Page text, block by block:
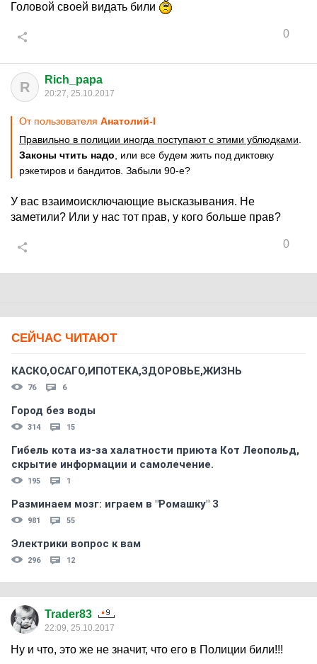
Головой своей видать били
0
R Rich_papa
20:27, 25.10.2017
От пользователя Анатолий-I
Правильно в полиции иногда поступают с этими ублюдками
Законы чтить надо , или все будем жить под диктовку
рэкетиров и бандитов. Забыли 90-е?
У вас взаимоисключающие высказывания. Не
заметили? Или у нас тот прав, у кого больше прав?
0
СЕЙЧАС ЧИТАЮТ
КАСКО,ОСАГО,ИПОТЕКА,ЗДОРОВЬЕ,ЖИЗНЬ
76 6
Город без воды
314 15
Гибель кота из-за халатности приюта Кот Леопольд,
скрытиe информации и самолечение.
195 1
Разминаем мозг: играем в "Ромашку" 3
981 55
Электрики вопрос к вам
296 12
Trader83
22:09, 25.10.2017
Ну и что, это же не значит, что его в Полиции били!!!